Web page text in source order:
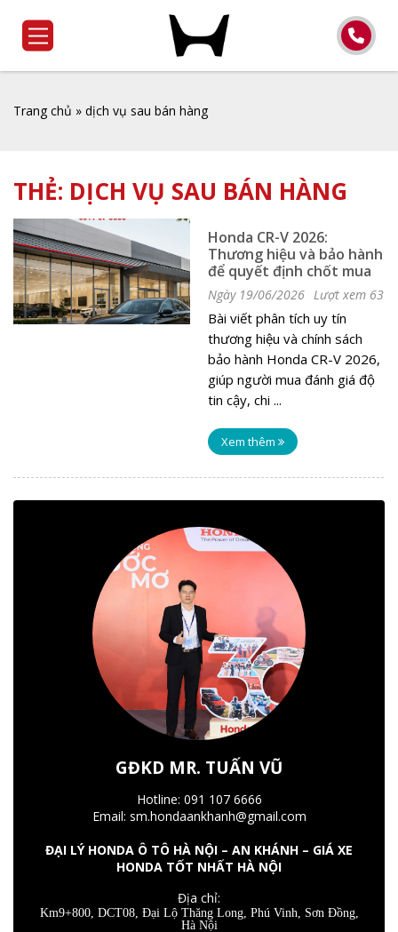
Trang chủ » dịch vụ sau bán hàng
THẺ: DỊCH VỤ SAU BÁN HÀNG
Honda CR-V 2026:
Thương hiệu và bảo hành
để quyết định chốt mua
Ngày 19/06/2026 Lượt xem 63
Bài viết phân tích uy tín
thương hiệu và chính sách
bảo hành Honda CR-V 2026,
giúp người mua đánh giá độ
tin cậy, chi ...
Xem thêm
GĐKD MR. TUẤN VŨ
Hotline: 091 107 6666
Email: sm.hondaankhanh@gmail.com
ĐẠI LÝ HONDA Ô TÔ HÀ NỘI – AN KHÁNH – GIÁ XE
HONDA TỐT NHẤT HÀ NỘI
Địa chỉ:
Km9+800, DCT08, Đại Lộ Thăng Long, Phú Vinh, Sơn Đồng,
Hà Nội